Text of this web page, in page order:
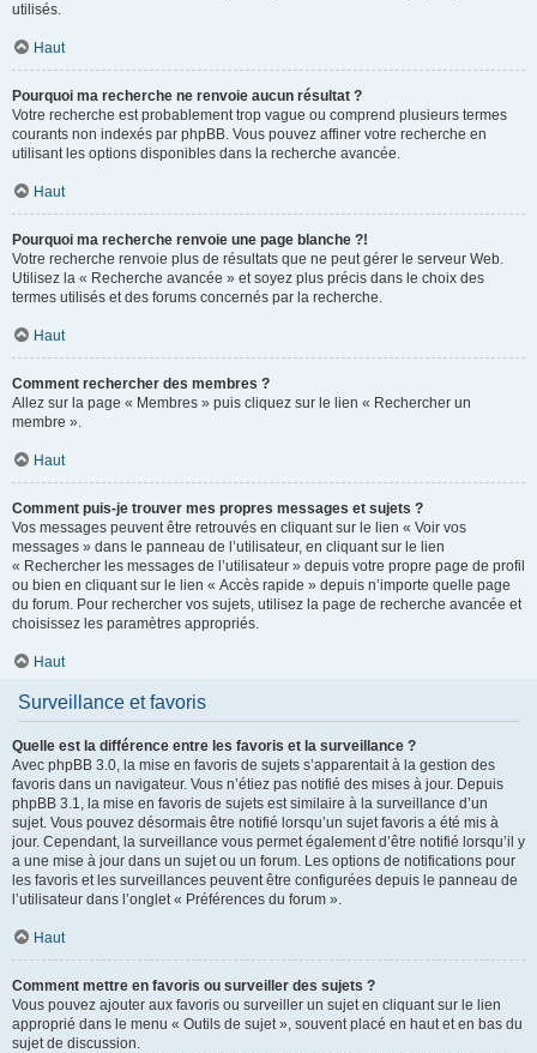
utilisés.
Haut
Pourquoi ma recherche ne renvoie aucun résultat ?
Votre recherche est probablement trop vague ou comprend plusieurs termes
courants non indexés par phpBB. Vous pouvez affiner votre recherche en
utilisant les options disponibles dans la recherche avancée.
Haut
Pourquoi ma recherche renvoie une page blanche ?!
Votre recherche renvoie plus de résultats que ne peut gérer le serveur Web.
Utilisez la « Recherche avancée » et soyez plus précis dans le choix des
termes utilisés et des forums concernés par la recherche.
Haut
Comment rechercher des membres ?
Allez sur la page « Membres » puis cliquez sur le lien « Rechercher un
membre ».
Haut
Comment puis-je trouver mes propres messages et sujets ?
Vos messages peuvent être retrouvés en cliquant sur le lien « Voir vos
messages » dans le panneau de l’utilisateur, en cliquant sur le lien
« Rechercher les messages de l’utilisateur » depuis votre propre page de profil
ou bien en cliquant sur le lien « Accès rapide » depuis n’importe quelle page
du forum. Pour rechercher vos sujets, utilisez la page de recherche avancée et
choisissez les paramètres appropriés.
Haut
Surveillance et favoris
Quelle est la différence entre les favoris et la surveillance ?
Avec phpBB 3.0, la mise en favoris de sujets s’apparentait à la gestion des
favoris dans un navigateur. Vous n’étiez pas notifié des mises à jour. Depuis
phpBB 3.1, la mise en favoris de sujets est similaire à la surveillance d’un
sujet. Vous pouvez désormais être notifié lorsqu’un sujet favoris a été mis à
jour. Cependant, la surveillance vous permet également d’être notifié lorsqu’il y
a une mise à jour dans un sujet ou un forum. Les options de notifications pour
les favoris et les surveillances peuvent être configurées depuis le panneau de
l’utilisateur dans l’onglet « Préférences du forum ».
Haut
Comment mettre en favoris ou surveiller des sujets ?
Vous pouvez ajouter aux favoris ou surveiller un sujet en cliquant sur le lien
approprié dans le menu « Outils de sujet », souvent placé en haut et en bas du
sujet de discussion.